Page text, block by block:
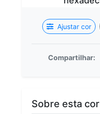
Ajustar cor
Compartilhar:
Sobre esta cor